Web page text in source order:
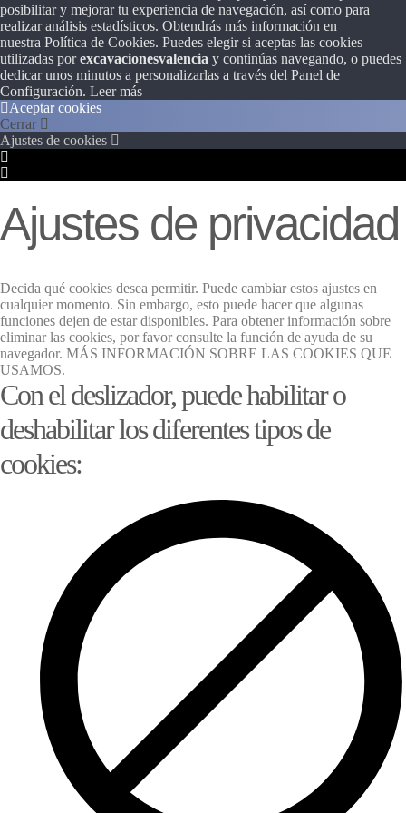
Tienda
Blog
WooCommerce My Account
posibilitar y mejorar tu experiencia de navegación, así como para
realizar análisis estadísticos. Obtendrás más información en
nuestra Política de Cookies. Puedes elegir si aceptas las cookies
utilizadas porexcavacionesvalencia y continúas navegando, o puedes
dedicar unos minutos a personalizarlas a través del Panel de
Configuración. Leer más
Aceptar cookies
Cerrar
Ajustes de cookies
Box
Cookie
Box
Ajustes de privacidad
Decida qué cookies desea permitir. Puede cambiar estos ajustes en
cualquier momento. Sin embargo, esto puede hacer que algunas
funciones dejen de estar disponibles. Para obtener información sobre
eliminar las cookies, por favor consulte la función de ayuda de su
navegador. MÁS INFORMACIÓN SOBRE LAS COOKIES QUE
USAMOS.
Con el deslizador, puede habilitar o
deshabilitar los diferentes tipos de
cookies: